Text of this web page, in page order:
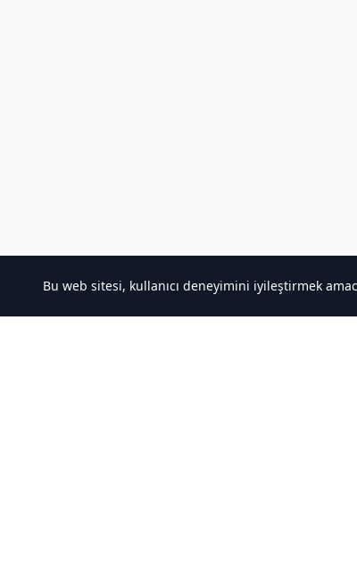
Bu web sitesi, kullanıcı deneyimini iyileştirmek